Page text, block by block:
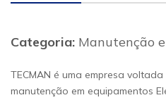
Categoria: Manutenção
TECMAN é uma empresa
manutenção em equipamentos